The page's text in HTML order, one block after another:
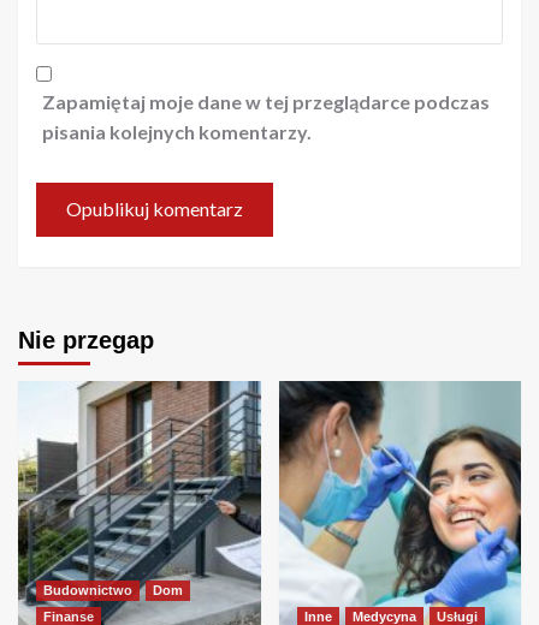
Zapamiętaj moje dane w tej przeglądarce podczas
pisania kolejnych komentarzy.
Nie przegap
Budownictwo
Dom
Finanse
Inne Medycyna Usługi